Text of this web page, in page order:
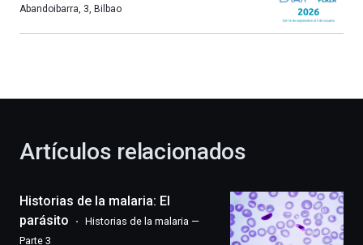
más,
celebración
novena
edición
Abandoibarra, 3 Bilbao
Artículos relacionados
Historias de la malaria: El
parásito
Historias de la malaria —
Parte 3